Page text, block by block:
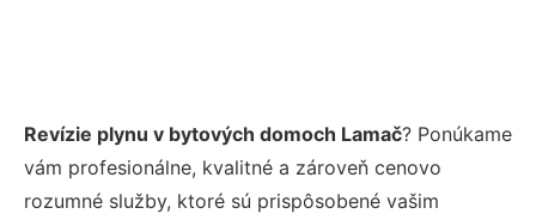
Revízie plynu v bytových domoch Lamač? Ponúkame
vám profesionálne, kvalitné a zároveň cenovo
rozumné služby, ktoré sú prispôsobené vašim